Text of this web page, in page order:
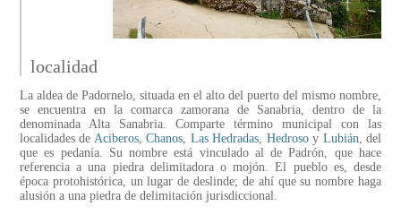
localidad
La aldea de Padornelo, situada en el alto del puerto del mismo nombre,
se encuentra en la comarca zamorana de Sanabria, dentro de la
denominada Alta Sanabria. Comparte término municipal con las
localidades de Aciberos,Chanos, Las Hedradas, Hedrosoy Lubián, del
que es pedanía. Su nombre está vinculado al de Padrón, que hace
referencia a una piedra delimitadora o mojón. El pueblo es, desde
época protohistórica, un lugar de deslinde; de ahí que su nombre haga
alusión a una piedra de delimitación jurisdiccional.